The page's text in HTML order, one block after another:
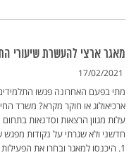
מאגר ארצי להעשרת שיעורי
17/02/2021
מתי בפעם האחרונה פגשו
עלות מגוון הרצאות וסדנאות
חדשני ולא שגרתי על נקודות
1. היכנסו למאגר ובחרו את הפעילות שמתאימה לכם.2.